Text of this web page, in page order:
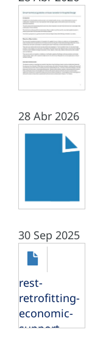
28 Abr 2026
30 Sep 2025
rest-
retrofitting-
economic-
support-